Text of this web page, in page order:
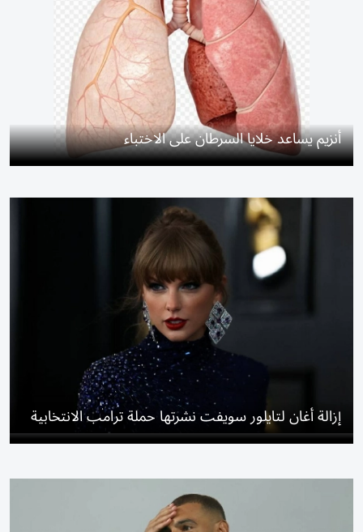
أنزيم يساعد خلايا السرطان على الاختباء
إزالة أغان لتايلور سويفت نشرتها حملة ترامب الانتخابية